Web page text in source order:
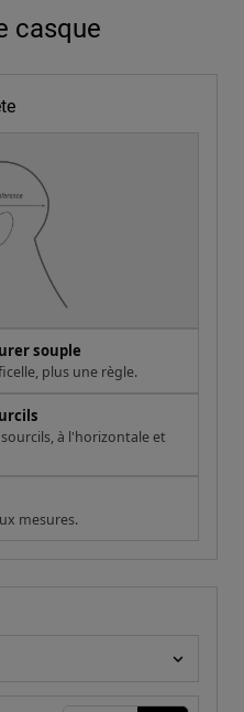
casque
souple
plus une règle.
à l'horizontale et
mesures.